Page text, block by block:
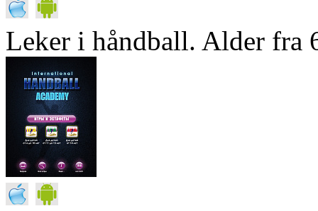
Leker i håndball. Alder fra